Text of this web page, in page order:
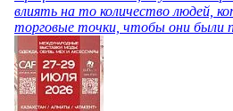
влиять на то количество людей,
торговые точки, чтобы они были